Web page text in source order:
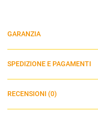
GARANZIA
SPEDIZIONE E PAGAMENTI
RECENSIONI (0)